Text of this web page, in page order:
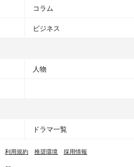
コラム
ビジネス
人物
ドラマ一覧
利用規約 推奨環境 採用情報